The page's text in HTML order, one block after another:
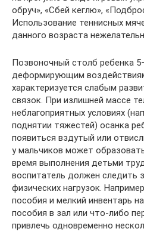
обруч», «Сбей кеглю»,
Использование теннисных
данного возраста
Позвоночный столб ребенка
деформирующим
характеризуется слабым
связок. При излишней массе
неблагоприятных условиях
поднятии тяжестей) осанка
появиться вздутый или
у мальчиков может
время выполнения детьми
воспитатель должен следить
физических нагрузок.
пособия и мелкий инвентарь
пособия в зал или что-либо
привлечь одновременно